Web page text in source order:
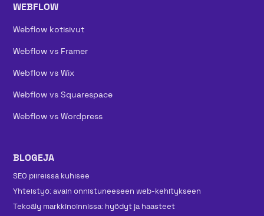
WEBFLOW
Webflow kotisivut
Webflow vs Framer
Webflow vs Wix
Webflow vs Squarespace
Webflow vs Wordpress
BLOGEJA
SEO piireissä kuhisee
Yhteistyö: avain onnistuneeseen web-kehitykseen
Tekoäly markkinoinnissa: hyödyt ja haasteet